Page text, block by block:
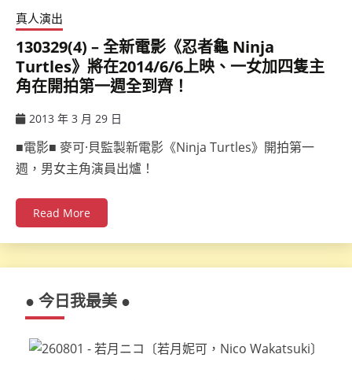
真人演出
130329(4) – 全新電影《忍者龜 Ninja
Turtles》將在2014/6/6上映、一女加四隻主
角在開拍第一週全到齊！
2013 年 3 月 29 日
■電影■ 麥可·貝監製新電影《Ninja Turtles》開拍第一
週，男女主角演員出爐！
Read More
● 今日我最美 ●